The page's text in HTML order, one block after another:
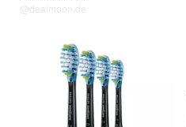
@dealmoon.de